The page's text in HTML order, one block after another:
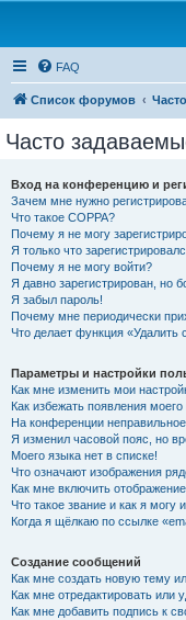
FAQ
Список форумов
Часто
Вход на конференцию и
Зачем мне нужно
Что такое COPPA?
Почему я не могу
Я только что
Почему я не могу войти?
Я давно зарегистрирован, но
Я забыл пароль!
Почему мне периодически
Что делает функция «Удалить
Параметры и настройки
Как мне изменить мои
Как избежать появления
На конференции
Я изменил часовой пояс, но
Моего языка нет в списке!
Что означают изображения
Как мне включить
Что такое звание и как я могу
Когда я щёлкаю по ссылке
Создание сообщений
Как мне создать новую тему
Как мне отредактировать или
Как мне добавить подпись к